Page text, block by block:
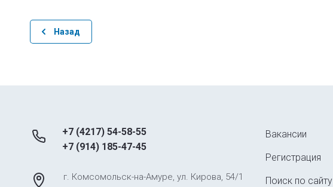
Назад
+7 (4217) 54-58-55
+7 (914) 185-47-45
г. Комсомольск-на-Амуре, ул. Кирова, 54/1
Вакансии
Регистрация
Поиск по сайту